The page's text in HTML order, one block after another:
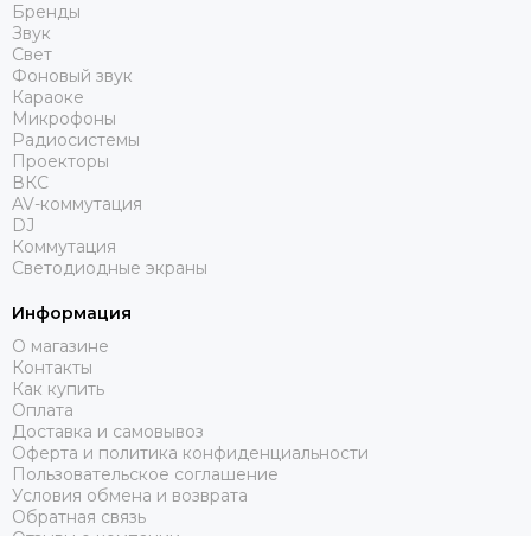
Русскиий туман
Яrilo
NEVOD
DSPPA
FDB Audio
Wyrestorm
RODE
DPA
Genelec
Canare
Ultimate Support
Montarbo
Бренды
Звук
Свет
Фоновый звук
Караоке
Микрофоны
Радиосистемы
Проекторы
ВКС
AV-коммутация
DJ
Коммутация
Светодиодные экраны
Информация
О магазине
Контакты
Как купить
Оплата
Доставка и самовывоз
Оферта и политика конфиденциальности
Пользовательское соглашение
Условия обмена и возврата
Обратная связь